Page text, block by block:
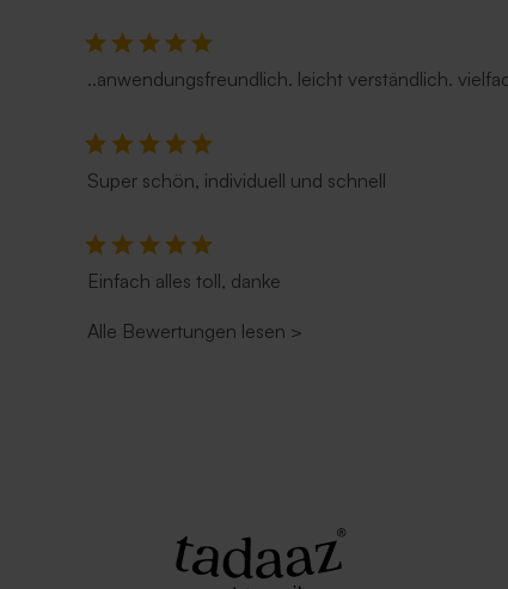
..anwendungsfreundlich. leicht verständlich.
Super schön, individuell und schnell
Einfach alles toll, danke
Alle Bewertungen lesen >